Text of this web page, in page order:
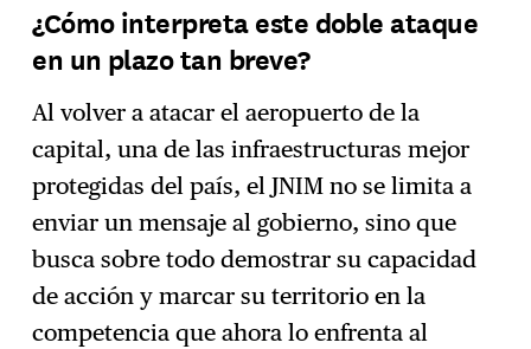
¿Cómo interpreta este doble ataque
en un plazo tan breve?
Al volver a atacar el aeropuerto de la
capital, una de las infraestructuras mejor
protegidas del país, el JNIM no se limita a
enviar un mensaje al gobierno, sino que
busca sobre todo demostrar su capacidad
de acción y marcar su territorio en la
competencia que ahora lo enfrenta al